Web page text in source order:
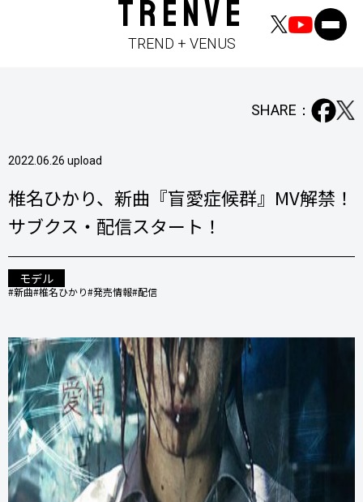
TRENVE
TREND + VENUS
2022.06.26 upload
SHARE：
椎名ひかり、新曲『盲愛症候群』MV解禁！
サブクス・配信スタート！
モデル
#新曲#椎名ひかり#発売情報#配信